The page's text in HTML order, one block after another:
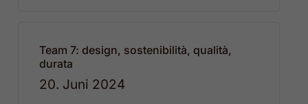
Team 7: design, sostenibilità, qualità,
durata
20. Juni 2024